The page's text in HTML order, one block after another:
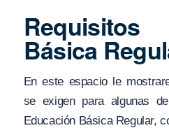
Requisitos
Básica
En este espacio le
se exigen para algunas
Educación Básica Regular,